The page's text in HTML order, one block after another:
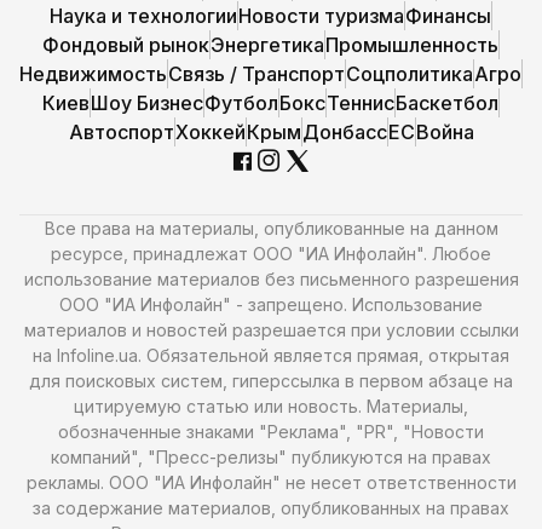
Наука и технологииНовости туризмаФинансы
Фондовый рынокЭнергетикаПромышленность
НедвижимостьСвязь / ТранспортСоцполитикаАгро
КиевШоу БизнесФутболБоксТеннисБаскетбол
АвтоспортХоккейКрымДонбассЕСВойна
Все права на материалы, опубликованные на данном
ресурсе, принадлежат ООО "ИА Инфолайн". Любое
использование материалов без письменного разрешения
ООО "ИА Инфолайн" - запрещено. Использование
материалов и новостей разрешается при условии ссылки
на Infoline.ua. Обязательной является прямая, открытая
для поисковых систем, гиперссылка в первом абзаце на
цитируемую статью или новость. Материалы,
обозначенные знаками "Реклама", "PR", "Новости
компаний", "Пресс-релизы" публикуются на правах
рекламы. ООО "ИА Инфолайн" не несет ответственности
за содержание материалов, опубликованных на правах